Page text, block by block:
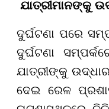
ଯାତ୍ରୀମାନଙ୍କୁ
ଦୁର୍ଘଟଣା ପରେ
ଦୁର୍ଘଟଣା
ଯାତ୍ରୀଙ୍କୁ
ଦେଇ ରେଳ